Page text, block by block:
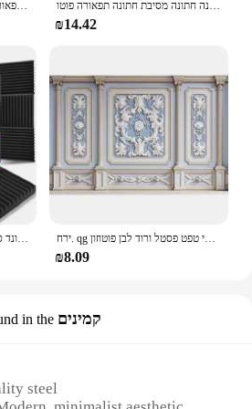
רכב צללית אמנות קיר מדבקה ויניל קישוט הבית שירות רכב מרכז מוסך יופי תפאורה מיקום עיצוב מדבקות ציורי קיר a610 ארמון קיר צילום נוף צילום רקע עתיק חתונה חתונה מסיבת חתונה תפאורה פוטו
₪14.42
טואו קליטת קול קצף 6-48 יח 'אקוסטי לוחות קיר סאונד סאונד סאונד סאונד טיפול אקוסטי סאונד סאונד ירח. qg סלון וינטאג קיר רקע צילומי טפט פסטל ורוד לבן פוטוזון
₪8.09
in the קמינים
steel